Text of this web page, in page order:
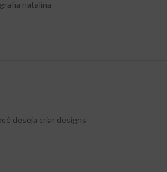
natalina
deseja criar designs